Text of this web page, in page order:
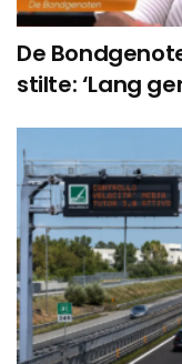
De
stilte: ‘Lang